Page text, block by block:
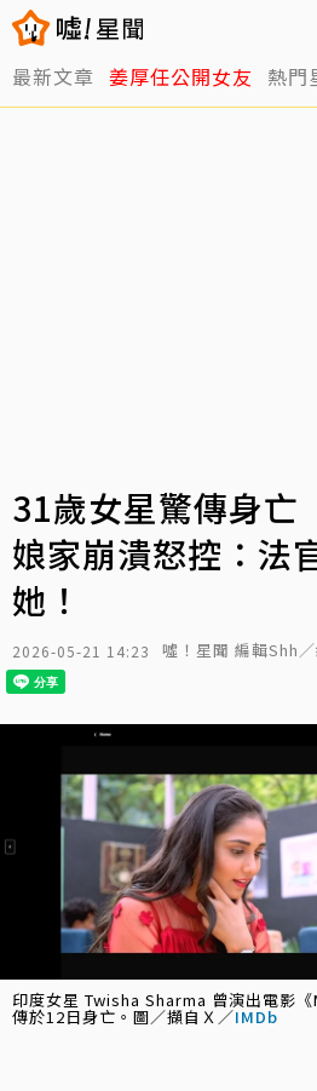
最新文章 姜厚任公開女友 熱門
31歲女星驚傳身
娘家崩潰怒控：法
她！
2026-05-21 14:23 噓！星聞 編輯Shh
印度女星 Twisha Sharma 曾演出電影
傳於12日身亡。圖／擷自Ｘ／IMDb